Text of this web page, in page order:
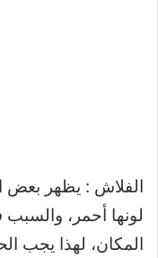
الفلاش : يظهر بعض
لونها أحمر،
المكان، لهذا يجب